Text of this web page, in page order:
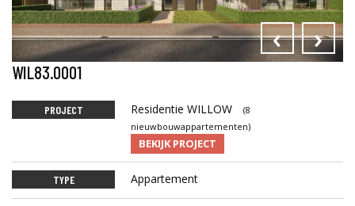
‹ ›
WIL83.0001
PROJECT Residentie WILLOW
(8
nieuwbouwappartementen)
BEKIJK PROJECT
TYPE Appartement